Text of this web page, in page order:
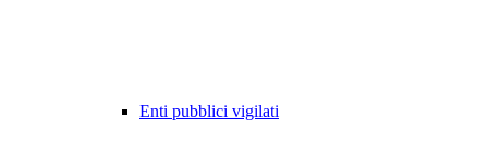
Enti pubblici vigilati